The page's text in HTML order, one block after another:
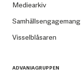
Mediearkiv
Samhällsengagemang
Visselblåsaren
ADVANIAGRUPPEN